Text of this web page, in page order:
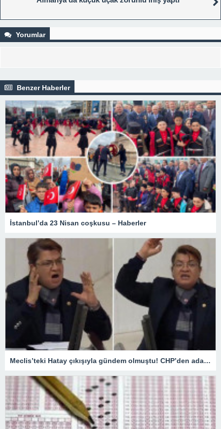
Yorumlar
Benzer Haberler
İstanbul’da 23 Nisan coşkusu – Haberler
Meclis’teki Hatay çıkışıyla gündem olmuştu! CHP’den aday gösterilmeyen Suzan Şahin ilk kez konuştu